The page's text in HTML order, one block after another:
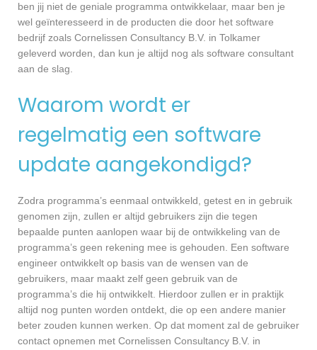
ben jij niet de geniale programma ontwikkelaar, maar ben je
wel geïnteresseerd in de producten die door het software
bedrijf zoals Cornelissen Consultancy B.V. in Tolkamer
geleverd worden, dan kun je altijd nog als software consultant
aan de slag.
Waarom wordt er
regelmatig een software
update aangekondigd?
Zodra programma’s eenmaal ontwikkeld, getest en in gebruik
genomen zijn, zullen er altijd gebruikers zijn die tegen
bepaalde punten aanlopen waar bij de ontwikkeling van de
programma’s geen rekening mee is gehouden. Een software
engineer ontwikkelt op basis van de wensen van de
gebruikers, maar maakt zelf geen gebruik van de
programma’s die hij ontwikkelt. Hierdoor zullen er in praktijk
altijd nog punten worden ontdekt, die op een andere manier
beter zouden kunnen werken. Op dat moment zal de gebruiker
contact opnemen met Cornelissen Consultancy B.V. in